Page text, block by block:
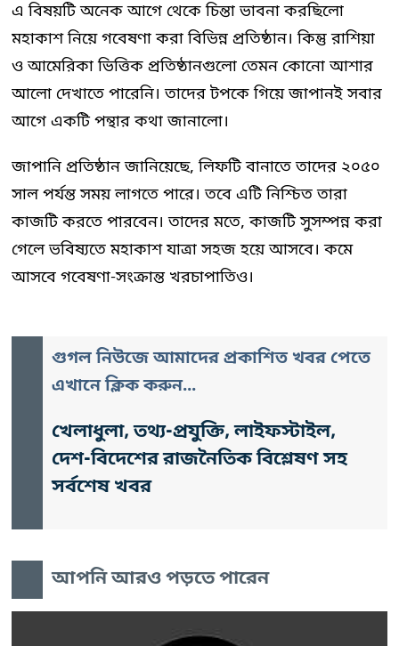
এ বিষয়টি অনেক আগে থেকে চিন্তা ভাবনা করছিলো
মহাকাশ নিয়ে গবেষণা করা বিভিন্ন প্রতিষ্ঠান। কিন্তু রাশিয়া
ও আমেরিকা ভিত্তিক প্রতিষ্ঠানগুলো তেমন কোনো আশার
আলো দেখাতে পারেনি। তাদের টপকে গিয়ে জাপানই সবার
আগে একটি পন্থার কথা জানালো।
জাপানি প্রতিষ্ঠান জানিয়েছে, লিফটি বানাতে তাদের ২০৫০
সাল পর্যন্ত সময় লাগতে পারে। তবে এটি নিশ্চিত তারা
কাজটি করতে পারবেন। তাদের মতে, কাজটি সুসম্পন্ন করা
গেলে ভবিষ্যতে মহাকাশ যাত্রা সহজ হয়ে আসবে। কমে
আসবে গবেষণা-সংক্রান্ত খরচাপাতিও।
গুগল নিউজে আমাদের প্রকাশিত খবর পেতে
এখানে ক্লিক করুন...
খেলাধুলা, তথ্য-প্রযুক্তি, লাইফস্টাইল,
দেশ-বিদেশের রাজনৈতিক বিশ্লেষণ সহ
সর্বশেষ খবর
আপনি আরও পড়তে পারেন